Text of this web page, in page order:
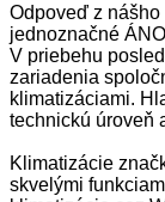
Odpoveď z
jednoznačné
V priebehu
zariadenia
klimatizáciami.
technickú úroveň
Klimatizácie
skvelými